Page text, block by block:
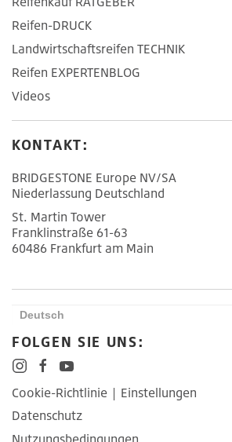
Reifen-DRUCK
Landwirtschaftsreifen TECHNIK
Reifen EXPERTENBLOG
Videos
KONTAKT:
BRIDGESTONE Europe NV/SA
Niederlassung Deutschland
St. Martin Tower
Franklinstraße 61-63
60486 Frankfurt am Main
FOLGEN SIE UNS:
Cookie-Richtlinie | Einstellungen
Datenschutz
Nutzungsbedingungen